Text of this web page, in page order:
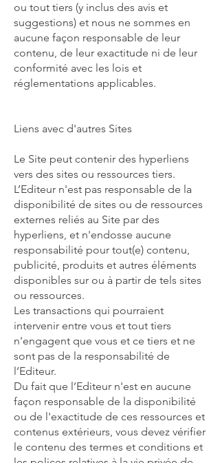
ou tout tiers (y inclus des avis et
suggestions) et nous ne sommes en
aucune façon responsable de leur
contenu, de leur exactitude ni de leur
conformité avec les lois et
réglementations applicables.
Liens avec d'autres Sites
Le Site peut contenir des hyperliens
vers des sites ou ressources tiers.
L’Editeur n'est pas responsable de la
disponibilité de sites ou de ressources
externes reliés au Site par des
hyperliens, et n'endosse aucune
responsabilité pour tout(e) contenu,
publicité, produits et autres éléments
disponibles sur ou à partir de tels sites
ou ressources.
Les transactions qui pourraient
intervenir entre vous et tout tiers
n'engagent que vous et ce tiers et ne
sont pas de la responsabilité de
l’Editeur.
Du fait que l’Editeur n'est en aucune
façon responsable de la disponibilité
ou de l'exactitude de ces ressources et
contenus extérieurs, vous devez vérifier
le contenu des termes et conditions et